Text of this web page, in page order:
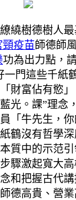
繞樹德樹人
頸疫苗師德師
功為出力點，
一門這些千紙
財富佔有慾
光。課”理念
「牛先生，
鶴沒有哲學
質中的示范
驟激起寬大
和把握古代
德高貴、營